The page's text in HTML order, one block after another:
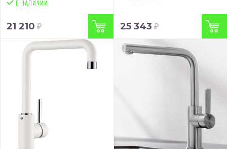
21 210 25 343